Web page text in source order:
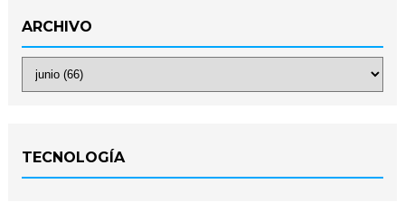
ARCHIVO
TECNOLOGÍA